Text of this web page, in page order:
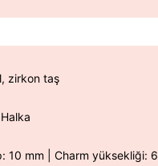
zirkon taş
10 mm | Charm yüksekliği: 6